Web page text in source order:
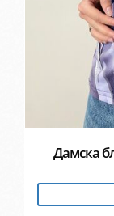
Дамска